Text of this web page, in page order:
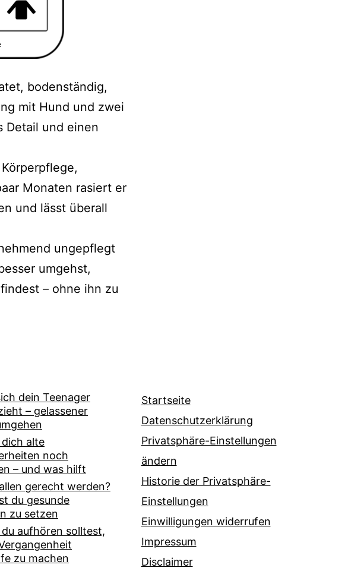
bodenständig,
mit Hund und zwei
Detail und einen
Monaten rasiert er
und lässt überall
ungepflegt
umgehst,
– ohne ihn zu
dein Teenager
– gelassener
dich alte
noch
– und was hilft
gerecht werden?
du gesunde
zu setzen
du aufhören solltest,
zu machen
Startseite
Datenschutzerklärung
Privatsphäre-Einstellungen
ändern
Historie der Privatsphäre-
Einstellungen
Einwilligungen widerrufen
Impressum
Disclaimer